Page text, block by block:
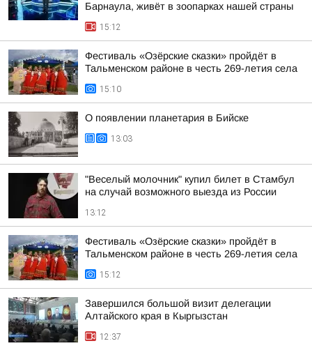
Барнаула, живёт в зоопарках нашей страны
15:12
Фестиваль «Озёрские сказки» пройдёт в
Тальменском районе в честь 269-летия села
15:10
О появлении планетария в Бийске
13:03
"Веселый молочник" купил билет в Стамбул
на случай возможного выезда из России
13:12
Фестиваль «Озёрские сказки» пройдёт в
Тальменском районе в честь 269-летия села
15:12
Завершился большой визит делегации
Алтайского края в Кыргызстан
12:37